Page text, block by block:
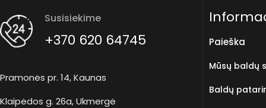
Susisiekime
+370 620 64745
Pramonės pr. 14, Kaunas
Klaipėdos g. 26a, Ukmergė
Paieška
Mūsų baldų
Baldų